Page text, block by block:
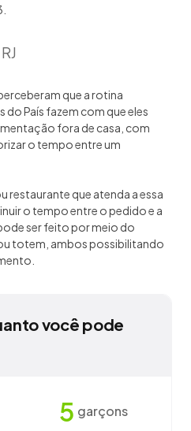
que a rotina
País fazem com que eles
fora de casa, com
o tempo entre um
restaurante que atenda a essa
o tempo entre o pedido e a
ser feito por meio do
totem, ambos possibilitando
você pode
5 garçons